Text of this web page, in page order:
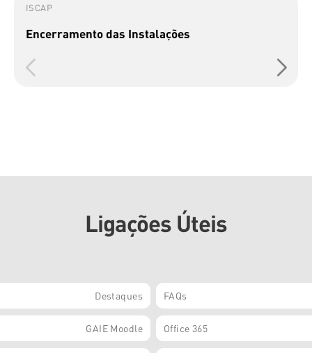
ISCAP
Encerramento das Instalações
Ligações Úteis
Destaques FAQs
GAIE Moodle Office 365